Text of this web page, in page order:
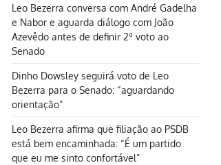
Leo Bezerra conversa com André Gadelha
e Nabor e aguarda diálogo com João
Azevêdo antes de definir 2º voto ao
Senado
Dinho Dowsley seguirá voto de Leo
Bezerra para o Senado: “aguardando
orientação”
Leo Bezerra afirma que filiação ao PSDB
está bem encaminhada: “É um partido
que eu me sinto confortável”